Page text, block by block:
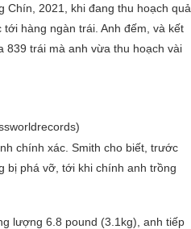
Chín, 2021, khi đang thu hoạch quả
hàng ngàn trái. Anh đếm, và kết
839 trái mà anh vừa thu hoạch vài
chính xác. Smith cho biết, trước
bị phá vỡ, tới khi chính anh trồng
lượng 6.8 pound (3.1kg), anh tiếp